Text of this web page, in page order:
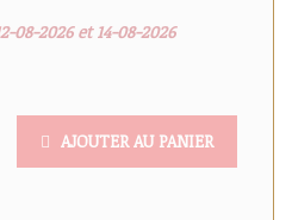
2026 et 14-08-2026
AJOUTER AU PANIER